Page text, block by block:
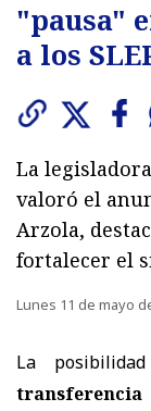
"pausa"
a los
La
valoró el
Arzola,
fortalecer el
Lunes 11 de mayo
La